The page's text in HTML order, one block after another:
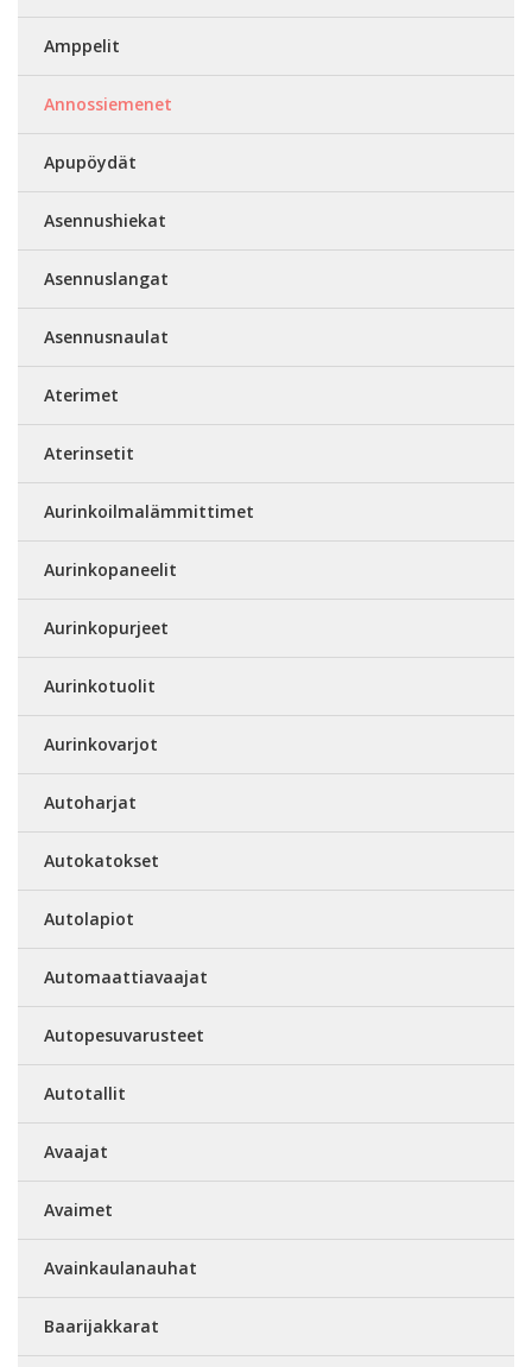
Amppelit
Annossiemenet
Apupöydät
Asennushiekat
Asennuslangat
Asennusnaulat
Aterimet
Aterinsetit
Aurinkoilmalämmittimet
Aurinkopaneelit
Aurinkopurjeet
Aurinkotuolit
Aurinkovarjot
Autoharjat
Autokatokset
Autolapiot
Automaattiavaajat
Autopesuvarusteet
Autotallit
Avaajat
Avaimet
Avainkaulanauhat
Baarijakkarat